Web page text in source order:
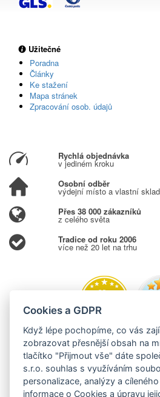
Užitečné
Poradna
Články
Ke stažení
Mapa stránek
Zpracování osob. údajů
Rychlá objednávka
v jediném kroku
Osobní odběr
výdejní místo a vlastní sklad
Přes 38 000 zákazníků
z celého světa
Tradice od roku 2006
více než 20 let na trhu
Cookies a GDPR
Když lépe pochopíme, co vás
zobrazovat přesnější obsah na
tlačítko "Přijmout vše" dáte
s.r.o. souhlas s využíváním
personalizace, analýzy a
informace o Cookies a úpravu